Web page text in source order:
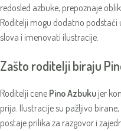
redosled azbuke, prepoznaje
Roditelji mogu dodatno podstaći
slova i imenovati ilustracije.
Zašto roditelji biraju
Roditelji cene Pino Azbuku jer
prija. Ilustracije su pažljivo
postaje prilika za razgovor i